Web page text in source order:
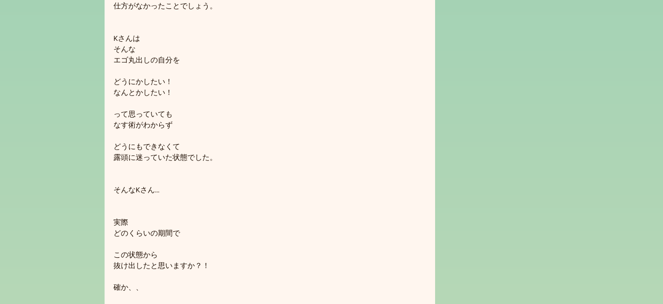
仕方がなかったことでしょう。
Kさんは
そんな
エゴ丸出しの自分を
どうにかしたい！
なんとかしたい！
って思っていても
なす術がわからず
どうにもできなくて
露頭に迷っていた状態でした。
そんなKさん...
実際
どのくらいの期間で
この状態から
抜け出したと思いますか？！
確か、、